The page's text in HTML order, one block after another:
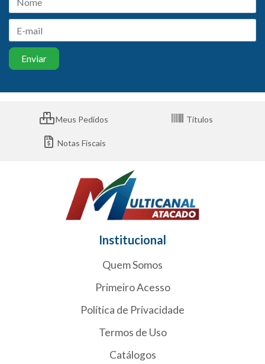
Meus Pedidos Títulos
Notas Fiscais
Institucional
Quem Somos
Primeiro Acesso
Política de Privacidade
Termos de Uso
Catálogos